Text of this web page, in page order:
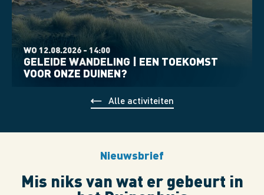
WO 12.08.2026 - 14:00
GELEIDE WANDELING | EEN TOEKOMST
VOOR ONZE DUINEN?
Alle activiteiten
Nieuwsbrief
Mis niks van wat er gebeurt in